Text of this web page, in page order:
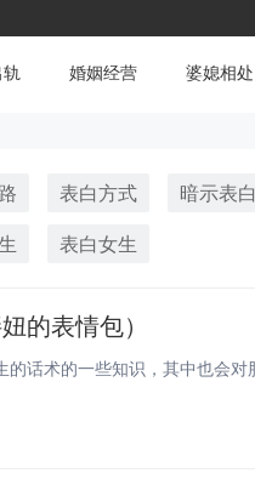
婚姻经营 婆媳相处
表白方式 暗示表白
表白女生
的表情包）